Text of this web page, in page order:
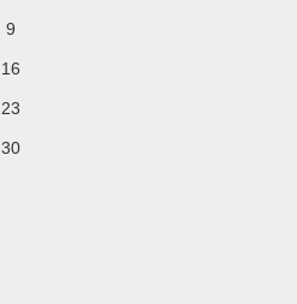
9
16
23
30